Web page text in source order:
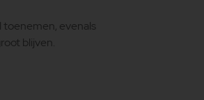
toenemen, evenals
blijven.